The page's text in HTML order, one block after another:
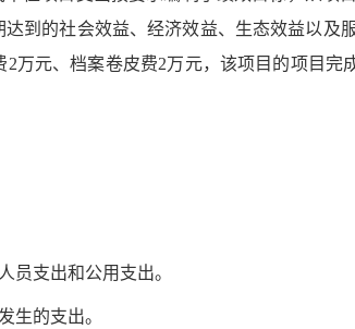
到的社会效益、经济效益、生态效益以及
元、档案卷皮费2万元，该项目的项目完
员支出和公用支出。
生的支出。